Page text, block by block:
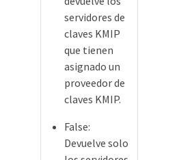
servidores de
claves KMIP
que tienen
asignado un
proveedor de
claves KMIP.
False:
Devuelve solo